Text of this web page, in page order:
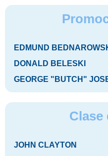
EDMUND
DONALD BELESKI
GEORGE "BUTCH"
Clase
JOHN CLAYTON